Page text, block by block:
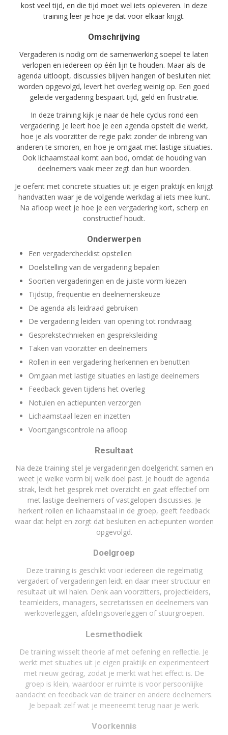
kost veel tijd, en die tijd moet wel iets opleveren. In deze
training leer je hoe je dat voor elkaar krijgt.
Omschrijving
Vergaderen is nodig om de samenwerking soepel te laten
verlopen en iedereen op één lijn te houden. Maar als de
agenda uitloopt, discussies blijven hangen of besluiten niet
worden opgevolgd, levert het overleg weinig op. Een goed
geleide vergadering bespaart tijd, geld en frustratie.
In deze training kijk je naar de hele cyclus rond een
vergadering. Je leert hoe je een agenda opstelt die werkt,
hoe je als voorzitter de regie pakt zonder de inbreng van
anderen te smoren, en hoe je omgaat met lastige situaties.
Ook lichaamstaal komt aan bod, omdat de houding van
deelnemers vaak meer zegt dan hun woorden.
Je oefent met concrete situaties uit je eigen praktijk en krijgt
handvatten waar je de volgende werkdag al iets mee kunt.
Na afloop weet je hoe je een vergadering kort, scherp en
constructief houdt.
Onderwerpen
Een vergaderchecklist opstellen
Doelstelling van de vergadering bepalen
Soorten vergaderingen en de juiste vorm kiezen
Tijdstip, frequentie en deelnemerskeuze
De agenda als leidraad gebruiken
De vergadering leiden: van opening tot rondvraag
Gesprekstechnieken en gespreksleiding
Taken van voorzitter en deelnemers
Rollen in een vergadering herkennen en benutten
Omgaan met lastige situaties en lastige deelnemers
Feedback geven tijdens het overleg
Notulen en actiepunten verzorgen
Lichaamstaal lezen en inzetten
Voortgangscontrole na afloop
Resultaat
Na deze training stel je vergaderingen doelgericht samen en
weet je welke vorm bij welk doel past. Je houdt de agenda
strak, leidt het gesprek met overzicht en gaat effectief om
met lastige deelnemers of vastgelopen discussies. Je
herkent rollen en lichaamstaal in de groep, geeft feedback
waar dat helpt en zorgt dat besluiten en actiepunten worden
opgevolgd.
Doelgroep
Deze training is geschikt voor iedereen die regelmatig
vergadert of vergaderingen leidt en daar meer structuur en
resultaat uit wil halen. Denk aan voorzitters, projectleiders,
teamleiders, managers, secretarissen en deelnemers van
werkoverleggen, afdelingsoverleggen of stuurgroepen.
Lesmethodiek
De training wisselt theorie af met oefening en reflectie. Je
werkt met situaties uit je eigen praktijk en experimenteert
met nieuw gedrag, zodat je merkt wat het effect is. De
groep is klein, waardoor er ruimte is voor persoonlijke
aandacht en feedback van de trainer en andere deelnemers.
Je bepaalt zelf wat je meeneemt terug naar je werk.
Voorkennis